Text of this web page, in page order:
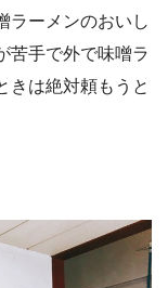
ラーメンのおいし
苦手で外で味噌ラ
きは絶対頼もうと